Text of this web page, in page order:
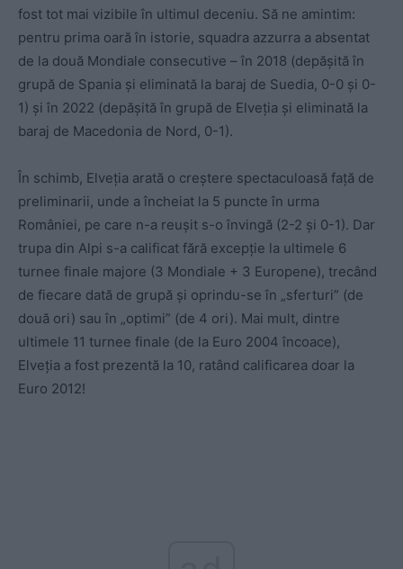
fost tot mai vizibile în ultimul deceniu. Să ne amintim:
pentru prima oară în istorie, squadra azzurra a absentat
de la două Mondiale consecutive – în 2018 (depășită în
grupă de Spania și eliminată la baraj de Suedia, 0-0 și 0-
1) și în 2022 (depășită în grupă de Elveția și eliminată la
baraj de Macedonia de Nord, 0-1).
În schimb, Elveția arată o creștere spectaculoasă față de
preliminarii, unde a încheiat la 5 puncte în urma
României, pe care n-a reușit s-o învingă (2-2 și 0-1). Dar
trupa din Alpi s-a calificat fără excepție la ultimele 6
turnee finale majore (3 Mondiale + 3 Europene), trecând
de fiecare dată de grupă și oprindu-se în „sferturi” (de
două ori) sau în „optimi” (de 4 ori). Mai mult, dintre
ultimele 11 turnee finale (de la Euro 2004 încoace),
Elveția a fost prezentă la 10, ratând calificarea doar la
Euro 2012!